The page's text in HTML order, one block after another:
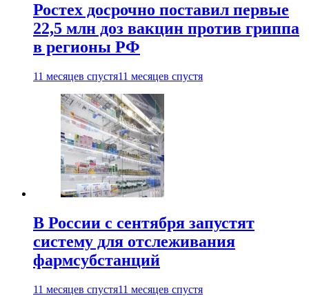
Ростех досрочно поставил первые
22,5 млн доз вакцин против гриппа
в регионы РФ
11 месяцев спустя11 месяцев спустя
В России с сентября запустят
систему для отслеживания
фармсубстанций
11 месяцев спустя11 месяцев спустя